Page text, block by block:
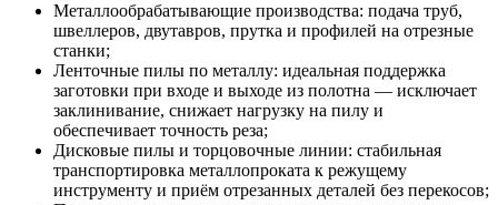
Металлообрабатывающие производства: подача труб,
швеллеров, двутавров, прутка и профилей на отрезные
станки;
Ленточные пилы по металлу: идеальная поддержка
заготовки при входе и выходе из полотна — исключает
заклинивание, снижает нагрузку на пилу и
обеспечивает точность реза;
Дисковые пилы и торцовочные линии: стабильная
транспортировка металлопроката к режущему
инструменту и приём отрезанных деталей без перекосов;